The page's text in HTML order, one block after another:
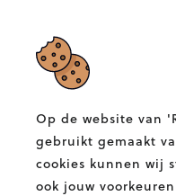
T.
E.
Op de website van
gebruikt gemaakt
cookies kunnen wij
ook jouw